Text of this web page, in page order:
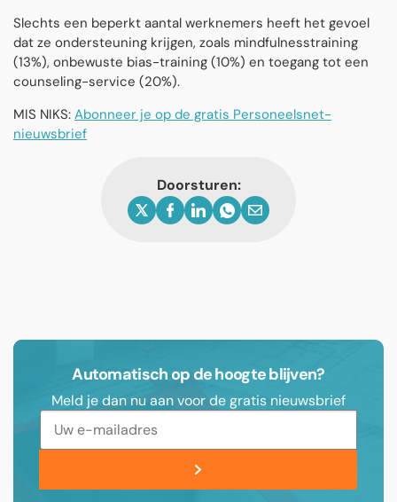
Slechts een beperkt aantal werknemers heeft het gevoel
dat ze ondersteuning krijgen, zoals mindfulnesstraining
(13%), onbewuste bias-training (10%) en toegang tot een
counseling-service (20%).
MIS NIKS: Abonneer je op de gratis Personeelsnet-
nieuwsbrief
Doorsturen:
Automatisch op de hoogte blijven?
Meld je dan nu aan voor de gratis nieuwsbrief